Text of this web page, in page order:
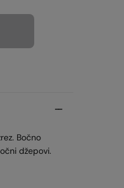
Bočno
džepovi.